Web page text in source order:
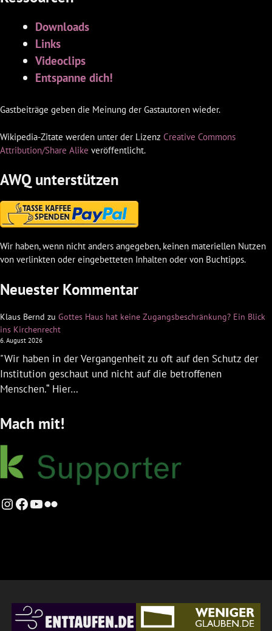
Downloads
Links
Videoclips
Entspanne dich!
Gastbeiträge geben die Meinung der Gastautoren wieder.
Wikipedia-Zitate werden unter der Lizenz Creative Commons
Attribution/Share Alike veröffentlicht.
AWQ unterstützen
Wir haben, wenn nicht anders angegeben, keinen materiellen Nutzen
von verlinkten oder eingebetteten Inhalten oder von Buchtipps.
Neuester Kommentar
Klaus Bernd zu Gottes Haus hat keine Zugangsbeschränkung? Ein Blick
ins Kirchenrecht
6. August 2026
"Wir haben in der Vergangenheit zu oft auf den Schutz der
Institution geschaut und nicht auf die betroffenen
Menschen.“ Hier…
Mach mit!
Instagram
Facebook
YouTube
Flickr